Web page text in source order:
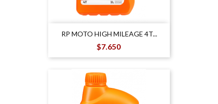
RP MOTO HIGH MILEAGE 4T...
Precio
$7.650